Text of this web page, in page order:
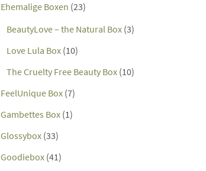
Ehemalige Boxen (23)
BeautyLove – the Natural Box (3)
Love Lula Box (10)
The Cruelty Free Beauty Box (10)
FeelUnique Box (7)
Gambettes Box (1)
Glossybox (33)
Goodiebox (41)